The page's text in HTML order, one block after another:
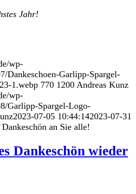
Jahr!
wp-
Dankeschoen-Garlipp-Spargel-
1.webp 770 1200 Andreas Kunz
wp-
Garlipp-Spargel-Logo-
2023-07-05 10:44:142023-07-31
an Sie alle!
Dankeschön wieder